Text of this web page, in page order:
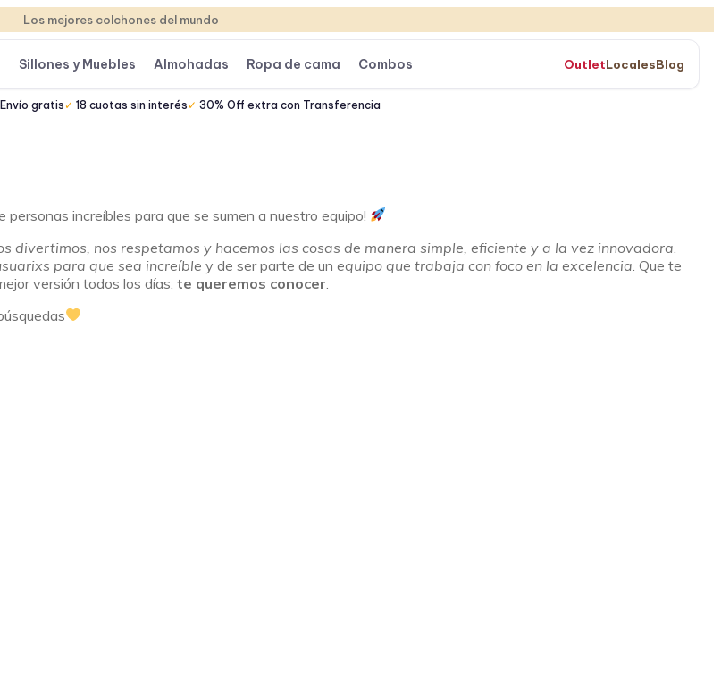
Los mejores colchones del mundo
Sillones y Muebles Almohadas Ropa de cama Combos OutletLocalesBlog
Envío gratis 18 cuotas sin interés 30% Off extra con Transferencia
increíbles para que se sumen a nuestro equipo!
divertimos, nos respetamos y hacemos las cosas de manera simple, eficiente y a la vez innovadora
para que sea increíble y de ser parte de un equipo que trabaja con foco en la excelencia . Que te
versión todos los días; te queremos conocer